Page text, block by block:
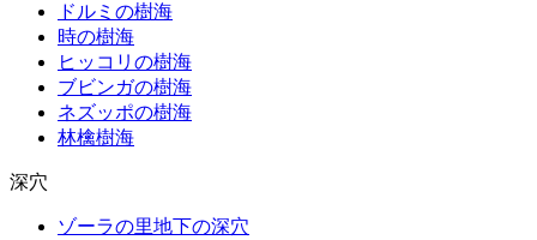
ドルミの樹海
時の樹海
ヒッコリの樹海
ブビンガの樹海
ネズッポの樹海
林檎樹海
深穴
ゾーラの里地下の深穴